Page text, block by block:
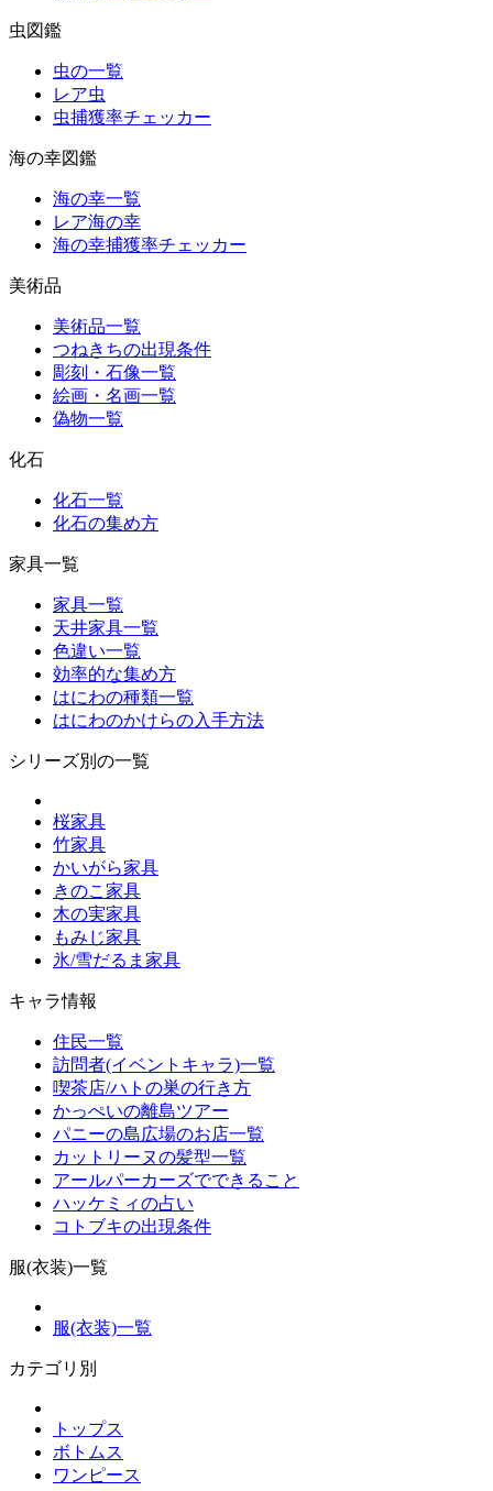
虫図鑑
虫の一覧
レア虫
虫捕獲率チェッカー
海の幸図鑑
海の幸一覧
レア海の幸
海の幸捕獲率チェッカー
美術品
美術品一覧
つねきちの出現条件
彫刻・石像一覧
絵画・名画一覧
偽物一覧
化石
化石一覧
化石の集め方
家具一覧
家具一覧
天井家具一覧
色違い一覧
効率的な集め方
はにわの種類一覧
はにわのかけらの入手方法
シリーズ別の一覧
桜家具
竹家具
かいがら家具
きのこ家具
木の実家具
もみじ家具
氷/雪だるま家具
キャラ情報
住民一覧
訪問者(イベントキャラ)一覧
喫茶店/ハトの巣の行き方
かっぺいの離島ツアー
パニーの島広場のお店一覧
カットリーヌの髪型一覧
アールパーカーズでできること
ハッケミィの占い
コトブキの出現条件
服(衣装)一覧
服(衣装)一覧
カテゴリ別
トップス
ボトムス
ワンピース